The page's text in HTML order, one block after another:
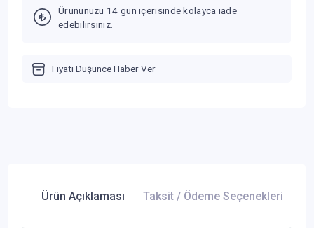
Ürününüzü 14 gün içerisinde kolayca iade
edebilirsiniz.
Fiyatı Düşünce Haber Ver
Ürün Açıklaması Taksit / Ödeme Seçenekleri